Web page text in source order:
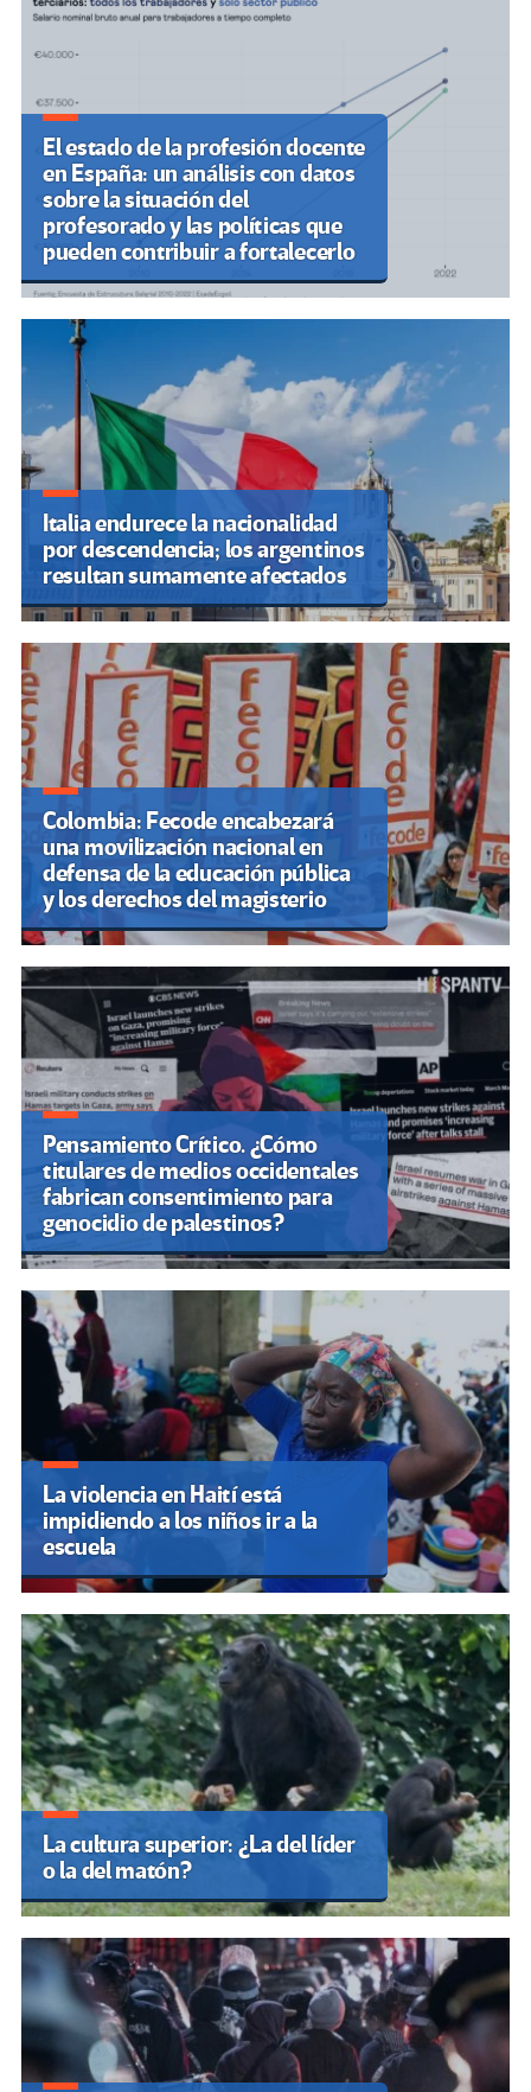
El estado de la profesión docente
en España: un análisis con datos
sobre la situación del
profesorado y las políticas que
pueden contribuir a fortalecerlo
Italia endurece la nacionalidad
por descendencia; los argentinos
resultan sumamente afectados
Colombia: Fecode encabezará
una movilización nacional en
defensa de la educación pública
y los derechos del magisterio
Pensamiento Crítico. ¿Cómo
titulares de medios occidentales
fabrican consentimiento para
genocidio de palestinos?
La violencia en Haití está
impidiendo a los niños ir a la
escuela
La cultura superior: ¿La del líder
o la del matón?